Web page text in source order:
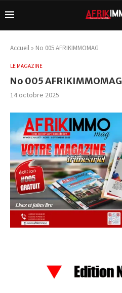
Accueil » No 005 AFRIKIMMOMAG
LE MAGAZINE
No 005 AFRIKIMMOMAG
14 octobre 2025